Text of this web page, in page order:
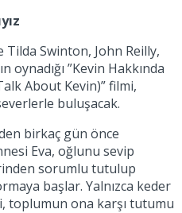
Tilda Swinton, John Reilly,
oynadığı ”Kevin Hakkında
About Kevin)” filmi,
buluşacak.
birkaç gün önce
Eva, oğlunu sevip
sorumlu tutulup
başlar. Yalnızca keder
toplumun ona karşı tutumu